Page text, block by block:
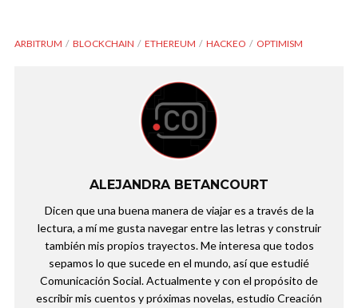
ARBITRUM BLOCKCHAIN ETHEREUM HACKEO OPTIMISM
ALEJANDRA BETANCOURT
Dicen que una buena manera de viajar es a través de la
lectura, a mí me gusta navegar entre las letras y construir
también mis propios trayectos. Me interesa que todos
sepamos lo que sucede en el mundo, así que estudié
Comunicación Social. Actualmente y con el propósito de
escribir mis cuentos y próximas novelas, estudio Creación